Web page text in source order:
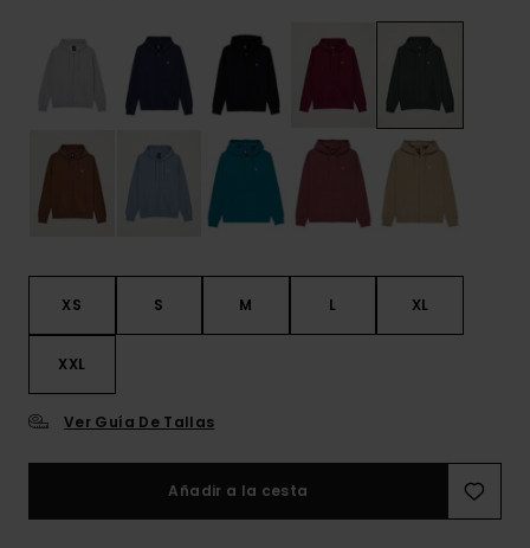
XS S M L XL
XXL
Ver Guía De Tallas
Añadir a la cesta